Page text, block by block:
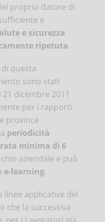
proprio datore di
e
e sicurezza
ripetuta.
di questa
sono stati
dicembre 2011
per i rapporti
province
periodicità
minima di 6
aziendale e può
e-learning.
linee applicative del
che la successiva